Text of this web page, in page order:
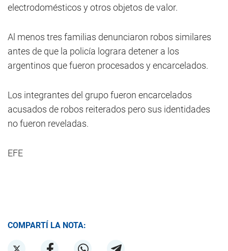
electrodomésticos y otros objetos de valor.
Al menos tres familias denunciaron robos similares
antes de que la policía lograra detener a los
argentinos que fueron procesados y encarcelados.
Los integrantes del grupo fueron encarcelados
acusados de robos reiterados pero sus identidades
no fueron reveladas.
EFE
COMPARTÍ LA NOTA: